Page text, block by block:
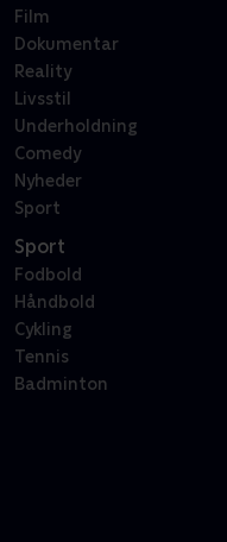
Film
Dokumentar
Reality
Livsstil
Underholdning
Comedy
Nyheder
Sport
Sport
Fodbold
Håndbold
Cykling
Tennis
Badminton